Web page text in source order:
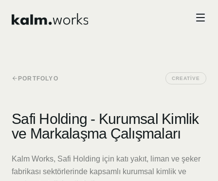
PORTFOLYO CREATIVE
Safi Holding - Kurumsal Kimlik
ve Markalaşma Çalışmaları
Kalm Works, Safi Holding için katı yakıt, liman ve şeker
fabrikası sektörlerinde kapsamlı kurumsal kimlik ve